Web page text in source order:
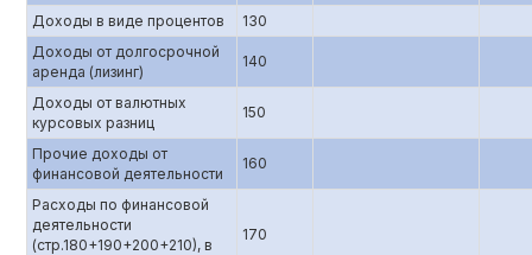
Доходы в виде процентов
130
Доходы от долгосрочной
аренда (лизинг)
140
Доходы от валютных
курсовых разниц
150
Прочие доходы от
финансовой деятельности
160
Расходы по финансовой
деятельности
(стр.180+190+200+210), в
170